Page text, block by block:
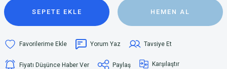
SEPETE EKLE HEMEN AL
Yorum Yaz Tavsiye Et
Fiyatı Düşünce Haber Ver Paylaş Karşılaştır